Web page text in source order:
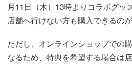
月11日（木）13時よりコラボグッ
店舗へ行けない方も購入できるの
ただし、オンラインショップでの
なるため、特典を希望する場合は